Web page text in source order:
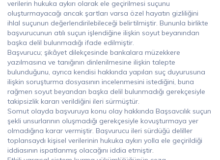
verilerin hukuka aykırı olarak ele geçirilmesi suçunu
oluşturmayacağı ancak şartları varsa özel hayatın gizliliğini
ihlal suçunun değerlendirilebileceği belirtilmiştir. Bununla birlikte
başvurucunun atılı suçun işlendiğine ilişkin soyut beyanından
başka delil bulunmadığı ifade edilmiştir.
Başvurucu; şikâyet dilekçesinde bankalara müzekkere
yazılmasına ve tanığının dinlenilmesine ilişkin talepte
bulunduğunu, ayrıca kendisi hakkında yapılan suç duyurusuna
ilişkin soruşturma dosyasının incelenmesini istediğini, buna
rağmen soyut beyandan başka delil bulunmadığı gerekçesiyle
takipsizlik kararı verildiğini ileri sürmüştür.
Somut olayda başvuruya konu olay hakkında Başsavcılık suçun
şekli unsurlarının oluşmadığı gerekçesiyle kovuşturmaya yer
olmadığına karar vermiştir. Başvurucu ileri sürdüğü deliller
toplansaydı kişisel verilerinin hukuka aykırı yolla ele geçirildiği
iddiasının ispatlanmış olacağını iddia etmiştir.